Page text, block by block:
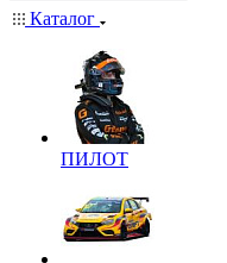
Каталог
ПИЛОТ